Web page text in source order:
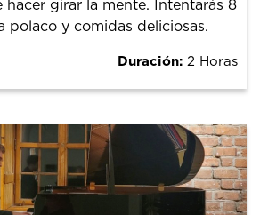
hacer girar la mente. Intentarás 8
polaco y comidas deliciosas.
Duración: 2 Horas